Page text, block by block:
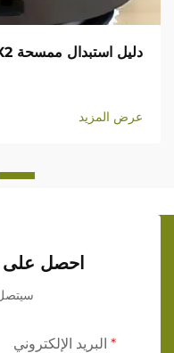
دليل استبدال ممسحة Ecovacs X2
عرض المزيد
احصل
سيتصل
البريد الإلكتروني